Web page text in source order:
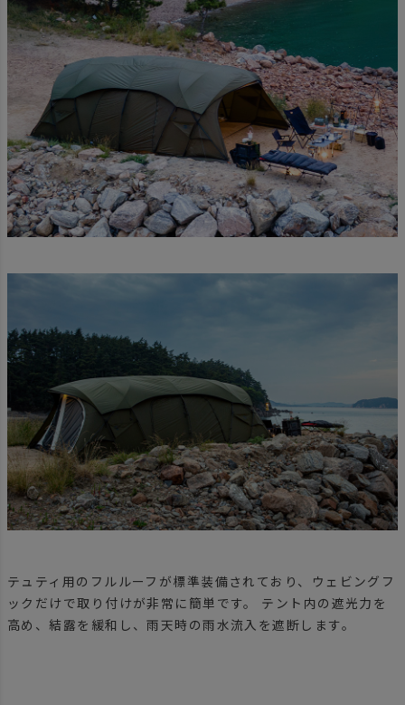
テュティ用のフルルーフが標準装備されており、ウェビングフ
ックだけで取り付けが非常に簡単です。 テント内の遮光力を
高め、結露を緩和し、雨天時の雨水流入を遮断します。